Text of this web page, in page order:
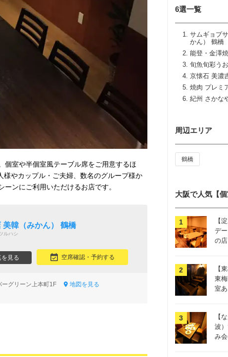
6選一覧
サムギョプ
かん） 鶴橋
能登・金澤
旬魚旬彩う
京懐石 美濃
焼肉 プレミ
紀州 さかな
個室や半個室風テーブル席をご用意するほ
やカップル・ご夫婦、数名のグループ様か
ンにご利用いただけるお店です。
韓（みかん） 鶴橋
ルハシ
を見る 空席確認・予約する
ーグリーン上本町1F
地図を見る
周辺エリア
鶴橋
大阪で人気【
【
デ
の店
【
東
室
【
波
み